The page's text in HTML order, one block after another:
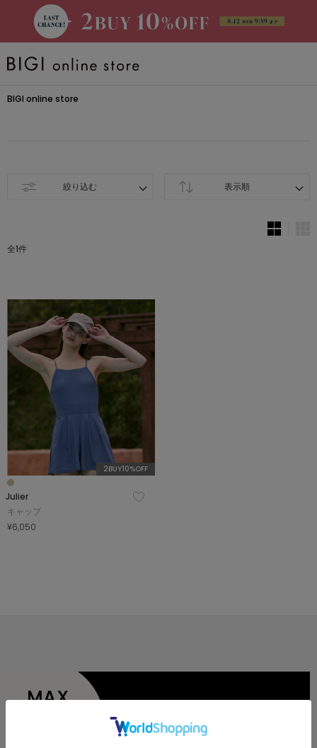
BRAND
PRE ORDER
SALE
COORDINATE
JOURNAL
よくある質問
お問い合わせ
BIGI online store
絞り込む 表示順
全1件
2BUY10%OFF
Julier
キャップ
¥6,050